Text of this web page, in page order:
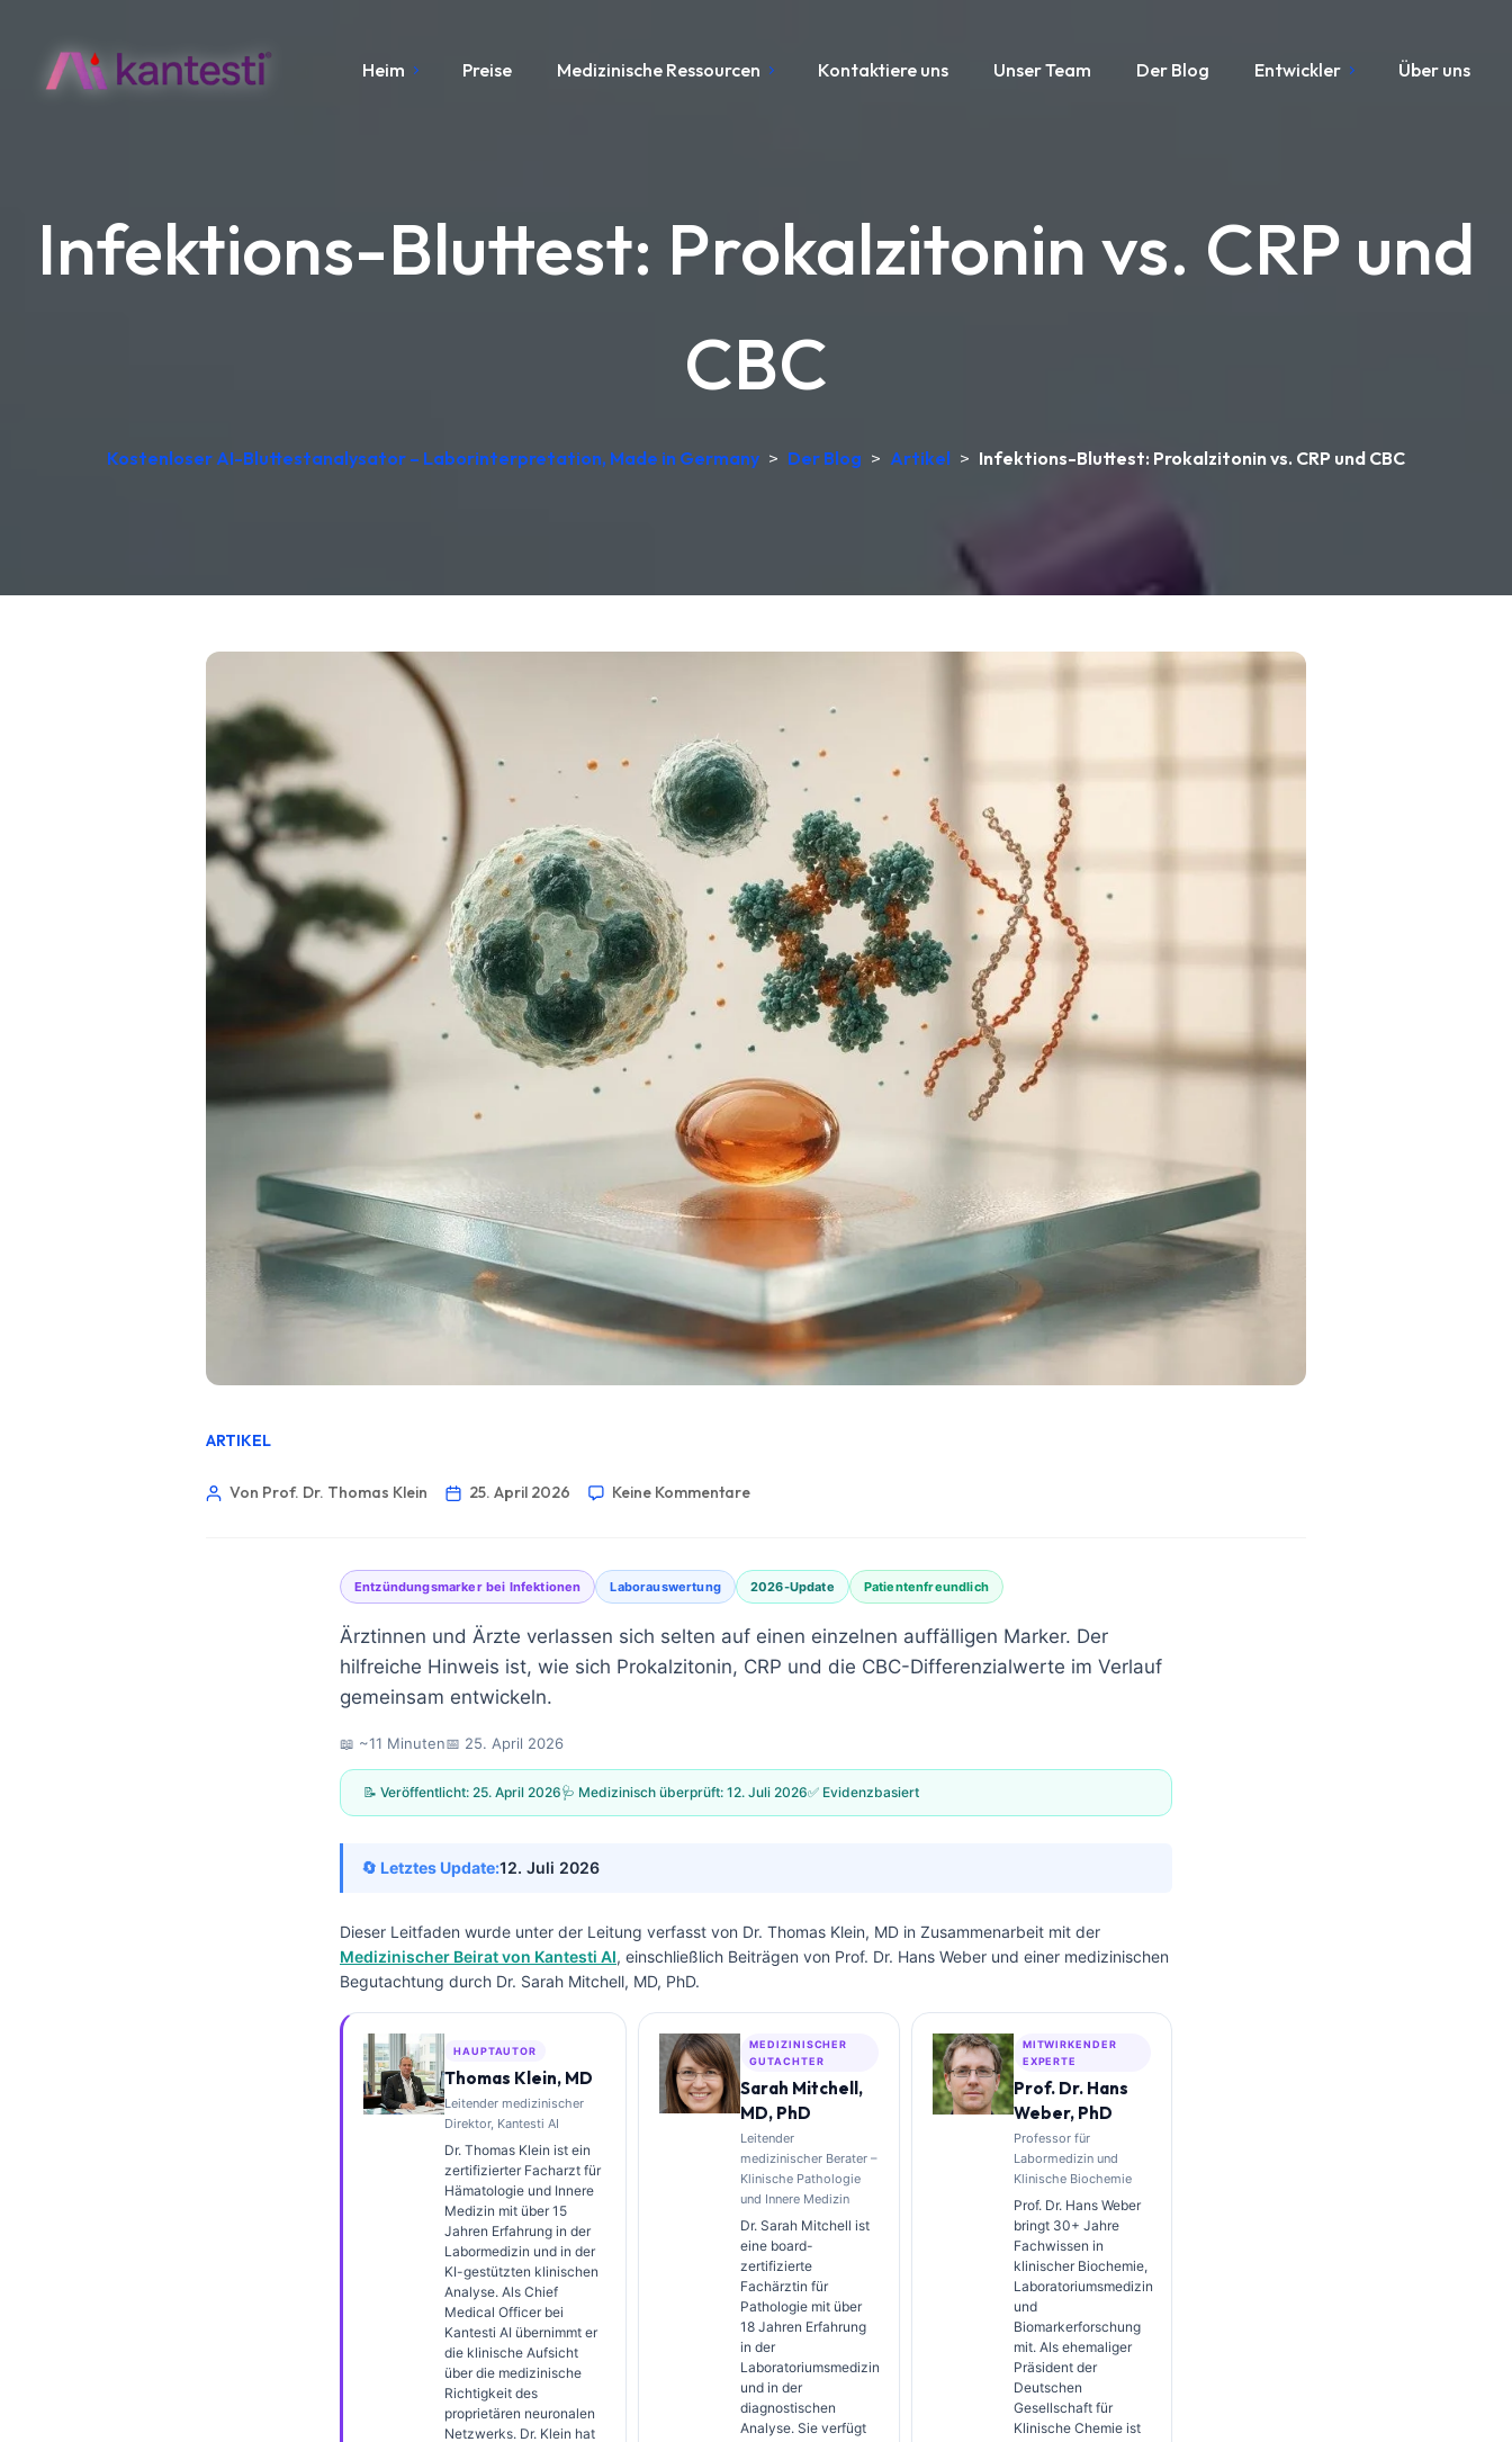
Heim Preise Medizinische Ressourcen Kontaktiere uns Unser Team Der Blog Entwickler Über uns
Infektions-Bluttest: Prokalzitonin vs. CRP und
CBC
Kostenloser AI-Bluttestanalysator – Laborinterpretation, Made in Germany > Der Blog > Artikel > Infektions-Bluttest: Prokalzitonin vs. CRP und CBC
ARTIKEL
Von Prof. Dr. Thomas Klein 25. April 2026 Keine Kommentare
Entzündungsmarker bei Infektionen Laborauswertung 2026-Update Patientenfreundlich
Ärztinnen und Ärzte verlassen sich selten auf einen einzelnen auffälligen Marker. Der
hilfreiche Hinweis ist, wie sich Prokalzitonin, CRP und die CBC-Differenzialwerte im Verlauf
gemeinsam entwickeln.
📖 ~11 Minuten📅 25. April 2026
📝 Veröffentlicht: 25. April 2026🩺 Medizinisch überprüft: 12. Juli 2026✅ Evidenzbasiert
🔄 Letztes Update:12. Juli 2026
Dieser Leitfaden wurde unter der Leitung verfasst von Dr. Thomas Klein, MD in Zusammenarbeit mit der
Medizinischer Beirat von Kantesti AI, einschließlich Beiträgen von Prof. Dr. Hans Weber und einer medizinischen
Begutachtung durch Dr. Sarah Mitchell, MD, PhD.
HAUPTAUTOR
Thomas Klein, MD
Leitender medizinischer
Direktor, Kantesti AI
Dr. Thomas Klein ist ein
zertifizierter Facharzt für
Hämatologie und Innere
Medizin mit über 15
Jahren Erfahrung in der
Labormedizin und in der
KI-gestützten klinischen
Analyse. Als Chief
Medical Officer bei
Kantesti AI übernimmt er
die klinische Aufsicht
über die medizinische
Richtigkeit des
proprietären neuronalen
Netzwerks. Dr. Klein hat
MEDIZINISCHER
GUTACHTER
Sarah Mitchell,
MD, PhD
Leitender
medizinischer Berater –
Klinische Pathologie
und Innere Medizin
Dr. Sarah Mitchell ist
eine board-
zertifizierte
Fachärztin für
Pathologie mit über
18 Jahren Erfahrung
in der
Laboratoriumsmedizin
und in der
diagnostischen
Analyse. Sie verfügt
MITWIRKENDER
EXPERTE
Prof. Dr. Hans
Weber, PhD
Professor für
Labormedizin und
Klinische Biochemie
Prof. Dr. Hans Weber
bringt 30+ Jahre
Fachwissen in
klinischer Biochemie,
Laboratoriumsmedizin
und
Biomarkerforschung
mit. Als ehemaliger
Präsident der
Deutschen
Gesellschaft für
Klinische Chemie ist